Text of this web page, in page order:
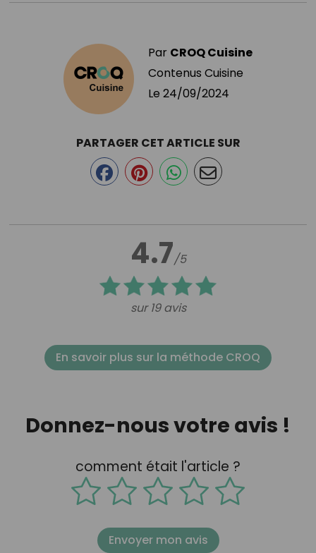
Par CROQ Cuisine
Contenus Cuisine
Le 24/09/2024
4.7/5
sur 19 avis
PARTAGER CET ARTICLE SUR
En savoir plus sur la méthode CROQ
Donnez-nous votre avis !
comment était l'article ?
Envoyer mon avis